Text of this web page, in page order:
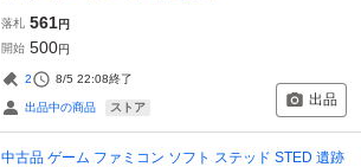
落札 561円
開始 500円
2 8/5 22:08終了
出品中の商品 ストア 出品
中古品 ゲーム ファミコン ソフト ステッド STED 遺跡